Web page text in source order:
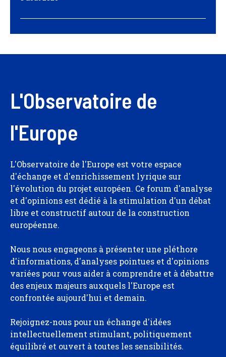
L'Observatoire de
l'Europe
L'Observatoire de l'Europe est votre espace
d'échange et d'enrichissement lyrique sur
l'évolution du projet européen. Ce forum d'analyse
et d'opinions est dédié à la stimulation d'un débat
libre et constructif autour de la construction
européenne.
Nous nous engageons à présenter une pléthore
d'informations, d'analyses pointues et d'opinions
variées pour vous aider à comprendre et à débattre
des enjeux majeurs auxquels l'Europe est
confrontée aujourd'hui et demain.
Rejoignez-nous pour un échange d'idées
intellectuellement stimulant, politiquement
équilibré et ouvert à toutes les sensibilités.